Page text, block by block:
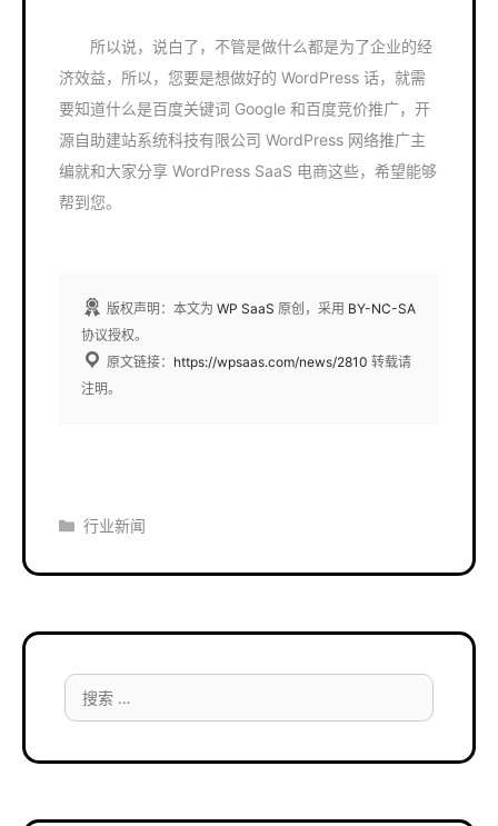
所以说，说白了，不管是做什么都是为了企业的经
济效益，所以，您要是想做好的 WordPress 话，就需
要知道什么是百度关键词 Google 和百度竞价推广，开
源自助建站系统科技有限公司 WordPress 网络推广主
编就和大家分享 WordPress SaaS 电商这些，希望能够
帮到您。
版权声明：本文为 WP SaaS 原创，采用 BY-NC-SA
协议授权。
原文链接： https://wpsaas.com/news/2810 转载请
注明。
分
行业新闻
搜
索：